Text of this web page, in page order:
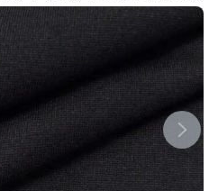
Next